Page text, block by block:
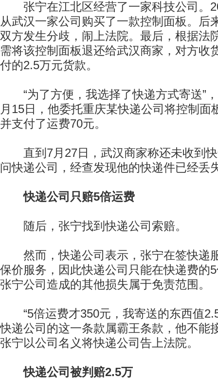
张宁在江北区经营了一家科技公司。
从武汉一家公司购买了一款控制面板。后
双方发生分歧，闹上法院。最后，根据法
需将该控制面板退还给武汉商家，对方收
付的2.5万元货款。
“为了方便，我选择了快递方式寄送”
月15日，他委托重庆某快递公司将控制面
并支付了运费70元。
直到7月27日，武汉商家称还未收到快
问快递公司，经查发现他的快递件已经丢
快递公司只赔5倍运费
随后，张宁找到快递公司索赔。
然而，快递公司表示，张宁在签快递
保价服务，因此快递公司只能在快递费的
张宁公司造成的其他损失属于免责范围。
“5倍运费才350元，我寄送的东西值
快递公司的这一条款属霸王条款，他不能
张宁以公司名义将快递公司告上法院。
快递公司被判赔2.5万